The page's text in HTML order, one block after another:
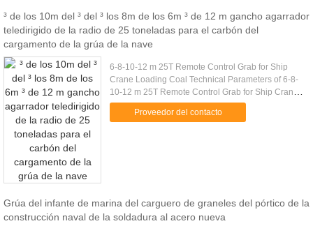
³ de los 10m del ³ del ³ los 8m de los 6m ³ de 12 m gancho agarrador
teledirigido de la radio de 25 toneladas para el carbón del
cargamento de la grúa de la nave
6-8-10-12 m 25T Remote Control Grab for Ship
Crane Loading Coal Technical Parameters of 6-8-
10-12 m 25T Remote Control Grab for Ship Crane
Loading Coal Crane Capacity (t) Volume (m)
Cargo Density (t/m) Cargo .....
Proveedor del contacto
Grúa del infante de marina del carguero de graneles del pórtico de la
construcción naval de la soldadura al acero nueva